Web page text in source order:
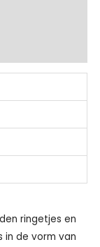
ringetjes en
in de vorm van